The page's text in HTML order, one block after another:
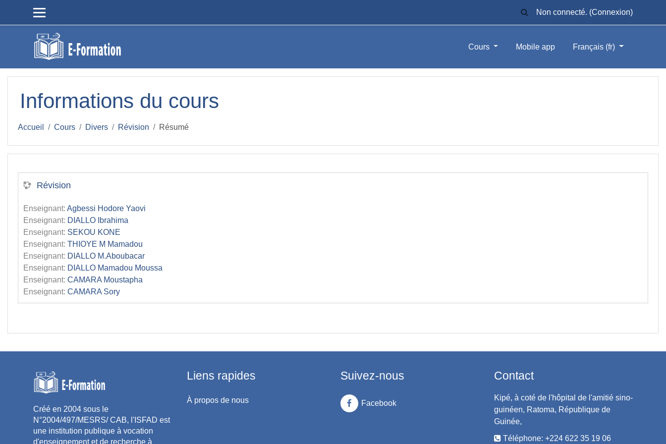
ACTIVER/DÉSACTIVER LA SAISIE DE
Non connecté. (Connexion)
Cours Mobile app Français ‎(fr)‎
Informations du cours
Accueil Cours Divers Révision Résumé
Révision
Enseignant: Agbessi Hodore Yaovi
Enseignant: DIALLO Ibrahima
Enseignant: SEKOU KONE
Enseignant: THIOYE M Mamadou
Enseignant: DIALLO M.Aboubacar
Enseignant: DIALLO Mamadou Moussa
Enseignant: CAMARA Moustapha
Enseignant: CAMARA Sory
Créé en 2004 sous le
N°2004/497/MESRS/ CAB, l'ISFAD est
une institution publique à vocation
d'enseignement et de recherche à
Liens rapides
À propos de nous
Suivez-nous
Facebook
Contact
Kipé, à coté de l'hôpital de l'amitié sino-
guinéen, Ratoma, République de
Guinée,
Téléphone: +224 622 35 19 06